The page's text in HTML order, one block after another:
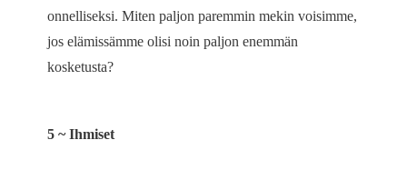
onnelliseksi. Miten paljon paremmin mekin voisimme,
jos elämissämme olisi noin paljon enemmän
kosketusta?
5 ~ Ihmiset